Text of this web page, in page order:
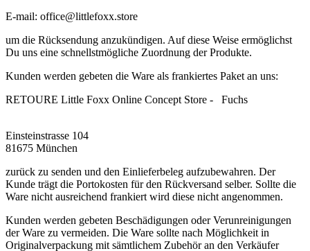
E-mail: office@littlefoxx.store
um die Rücksendung anzukündigen. Auf diese Weise ermöglichst
Du uns eine schnellstmögliche Zuordnung der Produkte.
Kunden werden gebeten die Ware als frankiertes Paket an uns:
RETOURE Little Foxx Online Concept Store - Fuchs
Einsteinstrasse 104
81675 München
zurück zu senden und den Einlieferbeleg aufzubewahren. Der
Kunde trägt die Portokosten für den Rückversand selber. Sollte die
Ware nicht ausreichend frankiert wird diese nicht angenommen.
Kunden werden gebeten Beschädigungen oder Verunreinigungen
der Ware zu vermeiden. Die Ware sollte nach Möglichkeit in
Originalverpackung mit sämtlichem Zubehör an den Verkäufer